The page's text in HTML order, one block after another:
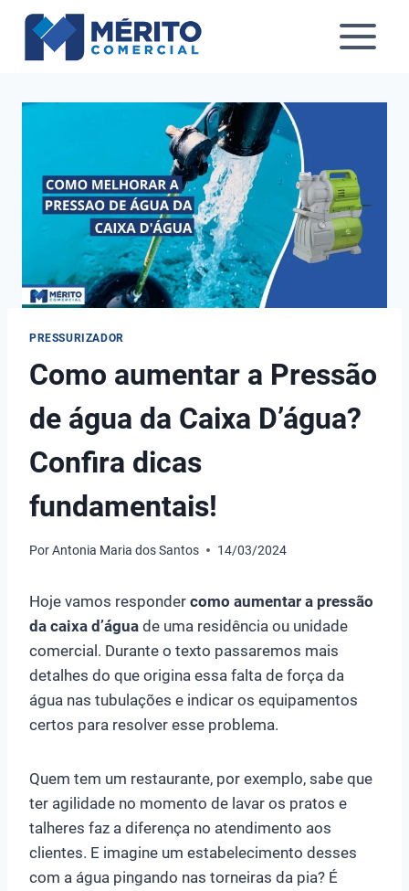
Pular
PRESSURIZADOR
Como aumentar a Pressão
de água da Caixa D’água?
Confira dicas
fundamentais!
PorAntonia Maria dos Santos 14/03/2024
Hoje vamos responder como aumentar a pressão
da caixa d’água de uma residência ou unidade
comercial. Durante o texto passaremos mais
detalhes do que origina essa falta de força da
água nas tubulações e indicar os equipamentos
certos para resolver esse problema.
Quem tem um restaurante, por exemplo, sabe que
ter agilidade no momento de lavar os pratos e
talheres faz a diferença no atendimento aos
clientes. E imagine um estabelecimento desses
com a água pingando nas torneiras da pia? É